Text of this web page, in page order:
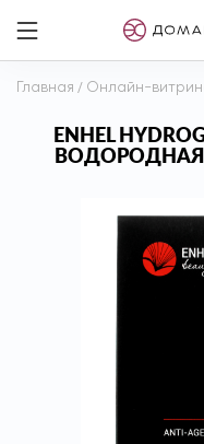
Главная / Онлайн-
ENHEL
ВОДОРОДНАЯ